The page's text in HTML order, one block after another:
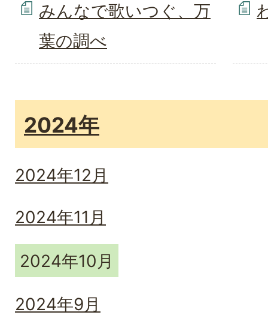
みんなで歌いつぐ、万
葉の調べ
2024年
2024年12月
2024年11月
2024年10月
2024年9月